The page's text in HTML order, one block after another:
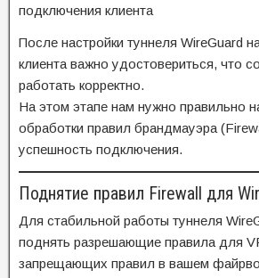
подключения клиента
После настройки туннеля WireGuard
клиента важно удостовериться, что
работать корректно.
На этом этапе нам нужно правильно
обработки правил брандмауэра
успешность подключения.
Поднятие правил Firewall для
Для стабильной работы туннеля
поднять разрешающие правила для
запрещающих правил в вашем